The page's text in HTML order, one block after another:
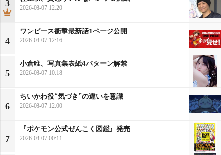
3 2026-08-07 12:20
4
ワンピース衝撃最新話1ページ公開
2026-08-07 12:16
5
小倉唯、写真集表紙4パターン解禁
2026-08-07 10:18
6
ちいかわ役“気づき”の違いを意識
2026-08-07 12:00
7
『ポケモン公式ぜんこく図鑑』発売
2026-08-07 00:11